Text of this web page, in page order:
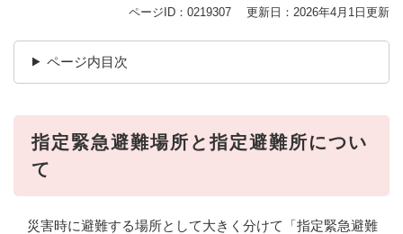
ページID：0219307 更新日：2026年4月1日更新
ページ内目次
指定緊急避難場所と指定避難所につい
て
災害時に避難する場所として大きく分けて「指定緊急避難